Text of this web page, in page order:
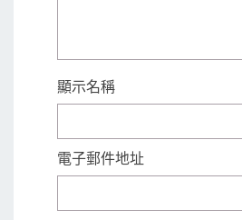
顯示名稱
電子郵件地址